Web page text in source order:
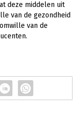
deze middelen uit
van de gezondheid
van de